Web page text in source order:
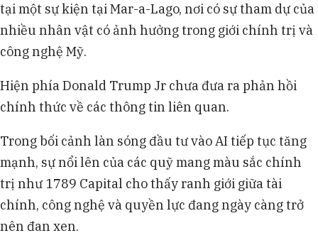
tại một sự kiện tại Mar-a-Lago, nơi có sự tham dự của
nhiều nhân vật có ảnh hưởng trong giới chính trị và
công nghệ Mỹ.
Hiện phía Donald Trump Jr chưa đưa ra phản hồi
chính thức về các thông tin liên quan.
Trong bối cảnh làn sóng đầu tư vào AI tiếp tục tăng
mạnh, sự nổi lên của các quỹ mang màu sắc chính
trị như 1789 Capital cho thấy ranh giới giữa tài
chính, công nghệ và quyền lực đang ngày càng trở
nên đan xen.